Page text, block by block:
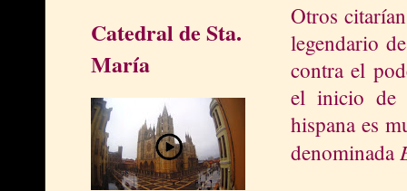
Catedral de Sta.
María
Otros
legendario
contra el
el inicio de
hispana es
denominada